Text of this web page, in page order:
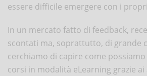
essere difficile emergere con i
In un mercato fatto di feedback,
scontati ma, soprattutto, di grande
cerchiamo di capire come
corsi in modalità eLearning grazie ai